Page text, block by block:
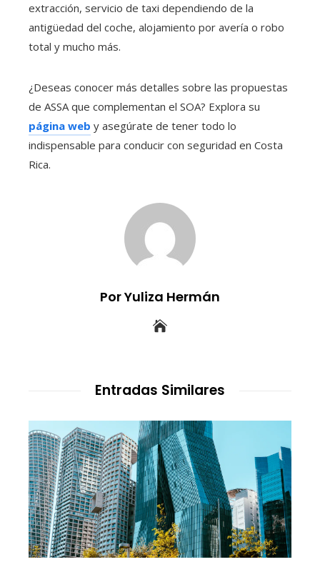
extracción, servicio de taxi dependiendo de la
antigüedad del coche, alojamiento por avería o robo
total y mucho más.
¿Deseas conocer más detalles sobre las propuestas
de ASSA que complementan el SOA? Explora su
página web y asegúrate de tener todo lo
indispensable para conducir con seguridad en Costa
Rica.
Por Yuliza Hermán
Entradas Similares